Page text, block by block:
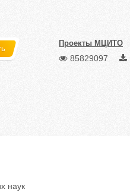
Проекты МЦИТО
85829097
наук